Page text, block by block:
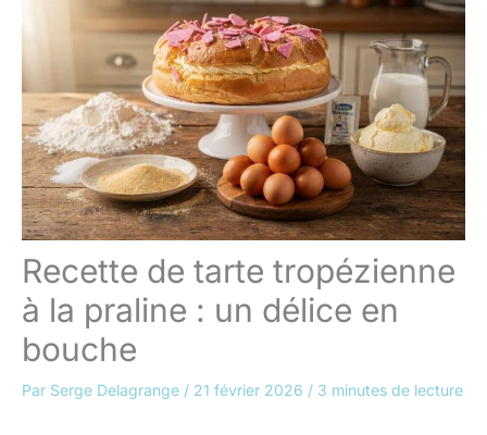
Recette de tarte tropézienne
à la praline : un délice en
bouche
Par Serge Delagrange / 21 février 2026 / 3 minutes de lecture